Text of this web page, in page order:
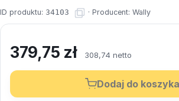
ID produktu: 34103 · Producent: Wally
379,75 zł 308,74 netto
Dodaj do koszyka